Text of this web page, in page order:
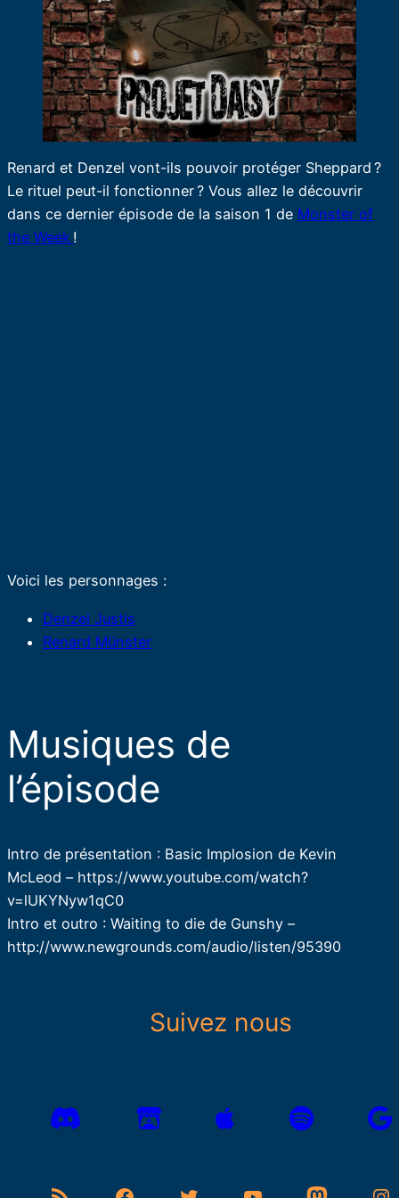
Renard et Denzel vont-ils pouvoir protéger Sheppard ?
Le rituel peut-il fonctionner ? Vous allez le découvrir
dans ce dernier épisode de la saison 1 de Monster of
the Week !
Voici les personnages :
Denzel Justis
Renard Münster
Musiques de
l’épisode
Intro de présentation : Basic Implosion de Kevin
McLeod – https://www.youtube.com/watch?
v=lUKYNyw1qC0
Intro et outro : Waiting to die de Gunshy –
http://www.newgrounds.com/audio/listen/95390
Suivez nous